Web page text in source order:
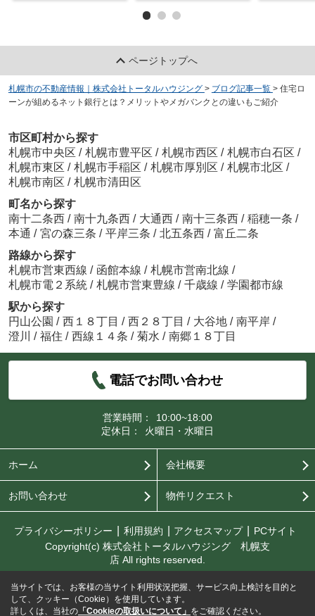
ページトップへ
札幌市の不動産情報｜株式会社トータルハウジング > ブログ記事一覧 > 住宅ロ
ーンが組めるネット銀行とは？メリットやメガバンクとの違いもご紹介
市区町村から探す
札幌市中央区 / 札幌市豊平区 / 札幌市西区 / 札幌市白石区 /
札幌市東区 / 札幌市手稲区 / 札幌市厚別区 / 札幌市北区 /
札幌市南区 / 札幌市清田区
町名から探す
南十二条西 / 南十九条西 / 大通西 / 南十三条西 / 稲穂一条 /
本通 / 宮の森三条 / 平岸三条 / 北五条西 / 富丘二条
路線から探す
札幌市営東西線 / 函館本線 / 札幌市営南北線 /
札幌市電２系統 / 札幌市営東豊線 / 千歳線 / 学園都市線
駅から探す
円山公園 / 西１８丁目 / 西２８丁目 / 大谷地 / 南平岸 /
澄川
/ 福住 / 西線１４条 / 菊水 / 南郷１８丁目
電話でお問い合わせ
営業時間：
10:00~18:00
定休日：
火曜日・水曜日
ホーム 会社概要
お問い合わせ 物件リクエスト
プライバシーポリシー 利用規約 アクセスマップ
PCサイト
Copyright(c) 株式会社トータルハウジング 札幌支
店 All rights reserved.
当サイトでは、お客様の当サイト利用状況把握、サービス向上検討を目的と
して、クッキー（Cookie）を使用しています。
詳しくは、当社の 「Cookieの取扱いについて」 をご確認ください。